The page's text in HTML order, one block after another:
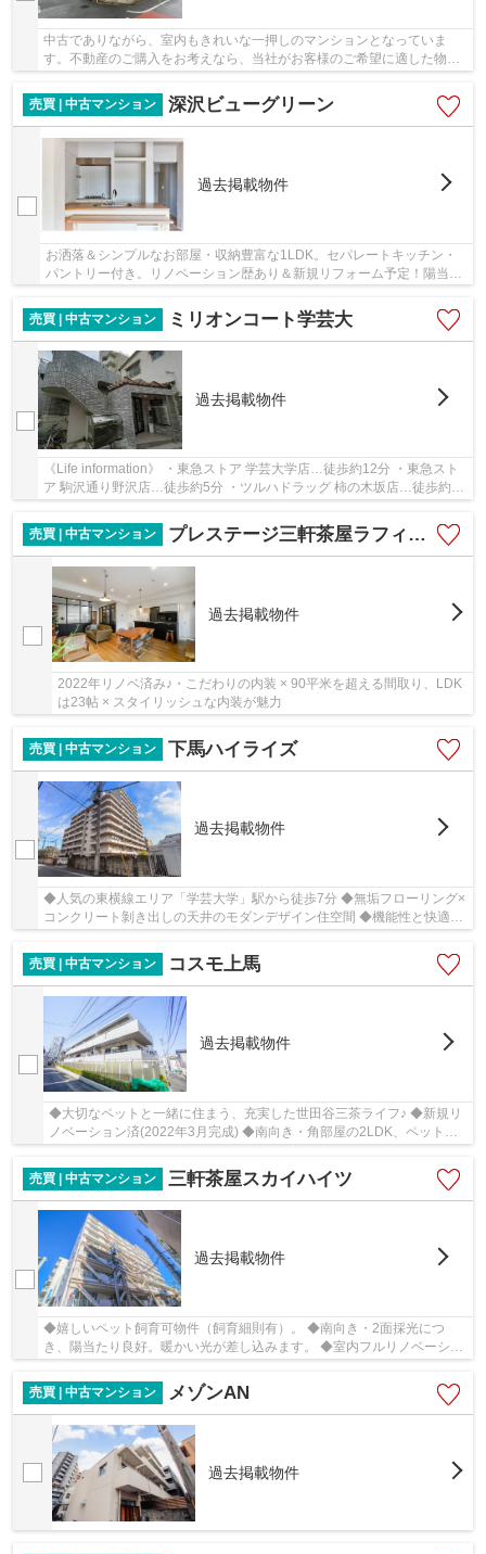
中古でありながら、室内もきれいな一押しのマンションとなっていま
す。不動産のご購入をお考えなら、当社がお客様のご希望に適した物件
をご紹介いたします。こだわりやご要望など、お...
売買 | 中古マンション
深沢ビューグリーン
過去掲載物件
お洒落＆シンプルなお部屋・収納豊富な1LDK。セパレートキッチン・
パントリー付き。リノベーション歴あり＆新規リフォーム予定！陽当た
売買 | 中古マンション
ミリオンコート学芸大
過去掲載物件
《Life information》 ・東急ストア 学芸大学店…徒歩約12分 ・東急スト
ア 駒沢通り野沢店…徒歩約5分 ・ツルハドラッグ 柿の木坂店…徒歩約6
売買 | 中古マンション
プレステージ三軒茶屋ラフィーネ
過去掲載物件
2022年リノベ済み♪・こだわりの内装 × 90平米を超える間取り、LDK
は23帖 × スタイリッシュな内装が魅力
売買 | 中古マンション 下馬ハイライズ
過去掲載物件
◆人気の東横線エリア「学芸大学」駅から徒歩7分 ◆無垢フローリング×
コンクリート剝き出しの天井のモダンデザイン住空間 ◆機能性と快適
売買 | 中古マンション
コスモ上馬
過去掲載物件
◆大切なペットと一緒に住まう、充実した世田谷三茶ライフ♪ ◆新規リ
ノベーション済(2022年3月完成) ◆南向き・角部屋の2LDK、ペット飼
売買 | 中古マンション
三軒茶屋スカイハイツ
過去掲載物件
◆嬉しいペット飼育可物件（飼育細則有）。 ◆南向き・2面採光につ
き、陽当たり良好。暖かい光が差し込みます。 ◆室内フルリノベーショ
ン済。オシャレなブルックリンスタイルのお部屋に...
売買 | 中古マンション
メゾンAN
過去掲載物件